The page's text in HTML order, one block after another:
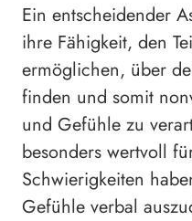
Ein entscheidender
ihre Fähigkeit, den
ermöglichen, über
finden und somit
und Gefühle zu
besonders wertvoll
Schwierigkeiten
Gefühle verbal